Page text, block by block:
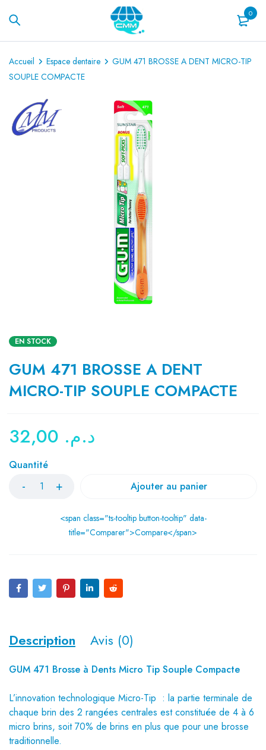
0
Accueil Espace dentaire
GUM 471 BROSSE A DENT MICRO-TIP
SOUPLE COMPACTE
EN STOCK
GUM 471 BROSSE A DENT
MICRO-TIP SOUPLE COMPACTE
د.م.
Quantité
Ajouter au panier
<span class="ts-tooltip button-tooltip" data-
title="Comparer">Compare</span>
Description Avis (0)
GUM 471 Brosse à Dents Micro Tip Souple Compacte
L’innovation technologique Micro-Tip : la partie terminale de
chaque brin des 2 rangées centrales est constituée de 4 à 6
micro brins, soit 70% de brins en plus que pour une brosse
traditionnelle.